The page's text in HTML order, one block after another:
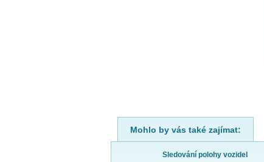
Mohlo by vás také zajímat:
Sledování polohy vozidel